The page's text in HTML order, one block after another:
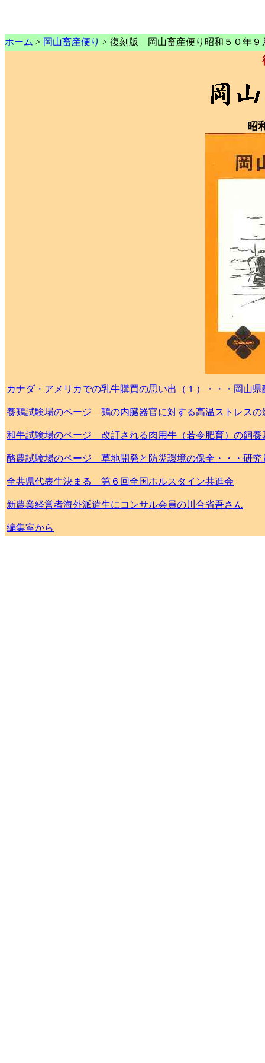
ホーム > 岡山畜産便り > 復刻版 岡山畜産便り昭和５０年９
昭
カナダ・アメリカでの乳牛購買の思い出（１）・・・岡
養鶏試験場のページ 鶏の内臓器官に対する高温ストレス
和牛試験場のページ 改訂される肉用牛（若令肥育）の飼
酪農試験場のページ 草地開発と防災環境の保全・・・
全共県代表牛決まる 第６回全国ホルスタイン共進会
新農業経営者海外派遣生にコンサル会員の川合省吾さん
編集室から